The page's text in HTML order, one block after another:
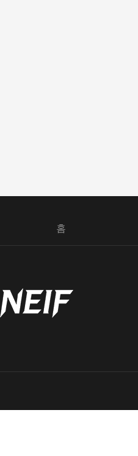
홈